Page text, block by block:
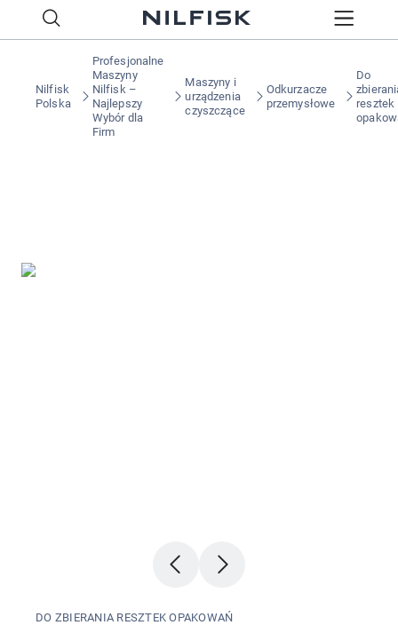
Nilfisk
Polska
Profesjonalne
Maszyny
Nilfisk –
Najlepszy
Wybór dla
Firm
Maszyny i
urządzenia
czyszczące
Odkurzacze
przemysłowe
Do
resztek
DO ZBIERANIA RESZTEK OPAKOWAŃ